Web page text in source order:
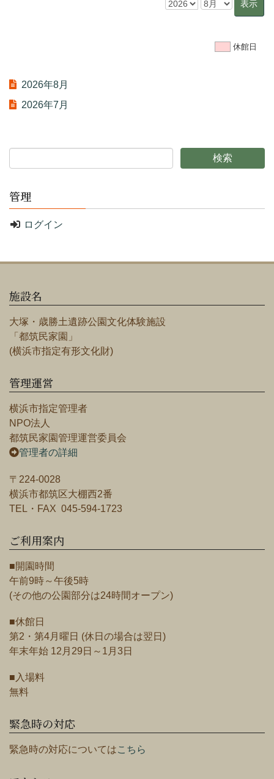
休館日
2026年8月
2026年7月
管理
ログイン
施設名
大塚・歳勝土遺跡公園文化体験施設
「都筑民家園」
(横浜市指定有形文化財)
管理運営
横浜市指定管理者
NPO法人
都筑民家園管理運営委員会
管理者の詳細
〒224-0028
横浜市都筑区大棚西2番
TEL・FAX 045-594-1723
ご利用案内
■開園時間
午前9時～午後5時
(その他の公園部分は24時間オープン)
■休館日
第2・第4月曜日 (休日の場合は翌日)
年末年始 12月29日～1月3日
■入場料
無料
緊急時の対応
緊急時の対応についてはこちら